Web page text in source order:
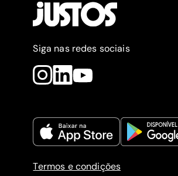
Siga nas redes sociais
Termos e condições